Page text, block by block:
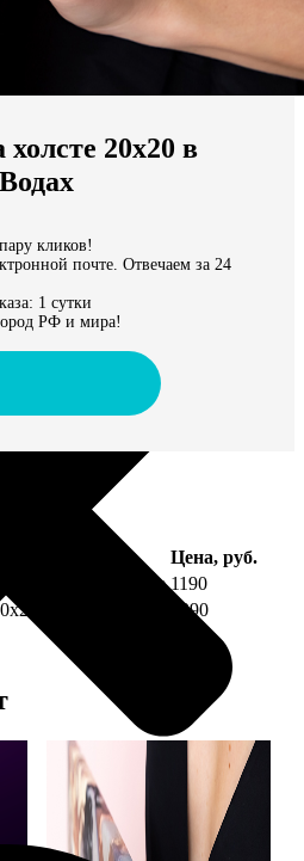
20х20 в
кликов!
почте. Отвечаем за 24
1 сутки
РФ и мира!
Цена, руб.
на подрамнике 1190
в раме
3990